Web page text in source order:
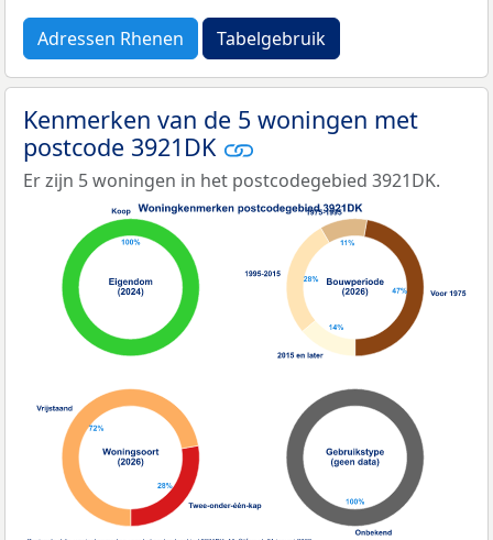
Adressen Rhenen Tabelgebruik
Kenmerken van de 5 woningen met
postcode 3921DK
Er zijn 5 woningen in het postcodegebied 3921DK.